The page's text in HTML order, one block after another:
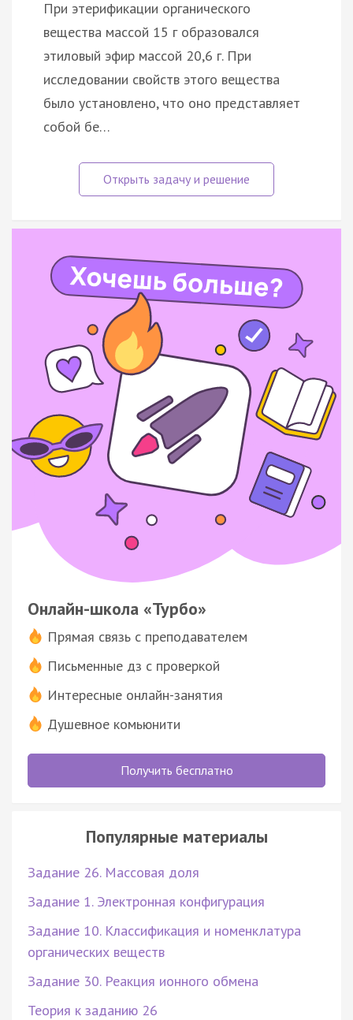
При этерификации органического
вещества массой 15 г образовался
этиловый эфир массой 20,6 г. При
исследовании свойств этого вещества
было установлено, что оно представляет
собой бе…
Онлайн-школа «Турбо»
Прямая связь с преподавателем
Письменные дз с проверкой
Интересные онлайн-занятия
Душевное комьюнити
Получить бесплатно
Популярные материалы
Задание 26. Массовая доля
Задание 1. Электронная конфигурация
Задание 10. Классификация и номенклатура
органических веществ
Задание 30. Реакция ионного обмена
Теория к заданию 26